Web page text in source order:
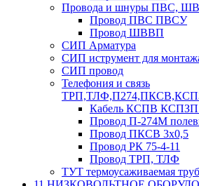
Провода и шнуры ПВС,
Провод ПВС ПВСУ
Провод ШВВП
СИП Арматура
СИП иструмент для
СИП провод
Телефония и связь
Кабель КСПВ
Провод П-274М
Провод ПКСВ 3х0,5
Провод РК 75-4-11
Провод ТРП, ТЛФ
ТУТ термоусаживаемая